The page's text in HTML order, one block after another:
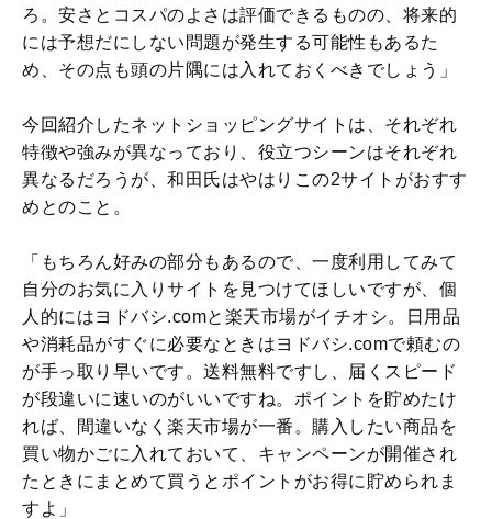
ろ。安さとコスパのよさは評価できるものの、将来的
には予想だにしない問題が発生する可能性もあるた
め、その点も頭の片隅には入れておくべきでしょう」
今回紹介したネットショッピングサイトは、それぞれ
特徴や強みが異なっており、役立つシーンはそれぞれ
異なるだろうが、和田氏はやはりこの2サイトがおすす
めとのこと。
「もちろん好みの部分もあるので、一度利用してみて
自分のお気に入りサイトを見つけてほしいですが、個
人的にはヨドバシ.comと楽天市場がイチオシ。日用品
や消耗品がすぐに必要なときはヨドバシ.comで頼むの
が手っ取り早いです。送料無料ですし、届くスピード
が段違いに速いのがいいですね。ポイントを貯めたけ
れば、間違いなく楽天市場が一番。購入したい商品を
買い物かごに入れておいて、キャンペーンが開催され
たときにまとめて買うとポイントがお得に貯められま
すよ」